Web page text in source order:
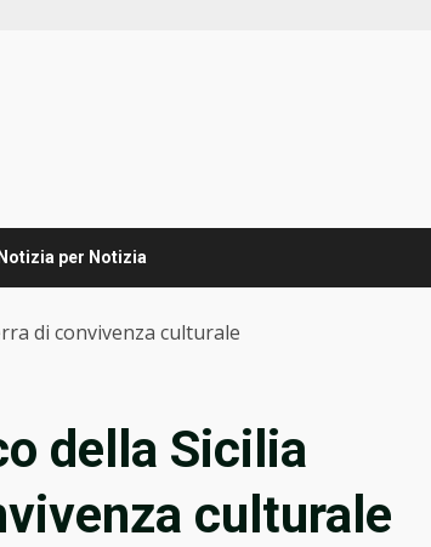
Notizia per Notizia
di convivenza culturale
della Sicilia
culturale